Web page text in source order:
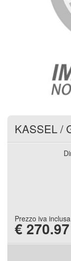
KASSEL/
Prezzo iva inclusa
€ 270.97